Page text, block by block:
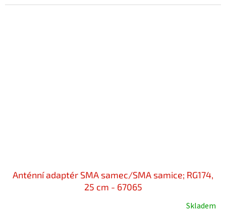
Anténní adaptér SMA samec/SMA samice; RG174,
25 cm - 67065
Skladem